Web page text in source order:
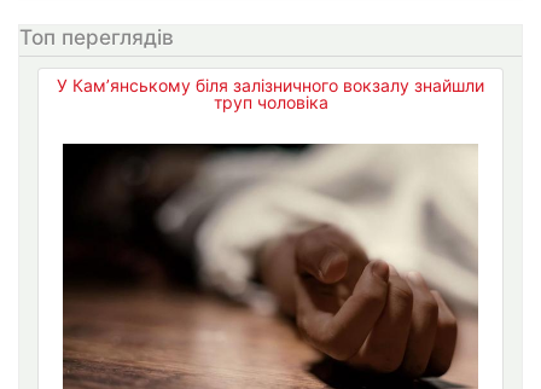
Топ переглядів
У Кам’янському біля залізничного вокзалу знайшли
труп чоловіка